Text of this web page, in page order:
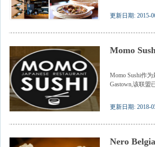
更新日期: 2015-
Momo
Momo Sushi作
Gastown,该联盟
更新日期: 2018-
Nero